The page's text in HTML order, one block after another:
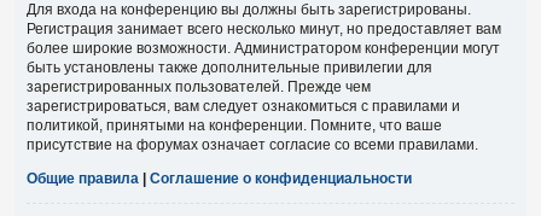
Для входа на конференцию вы должны быть зарегистрированы.
Регистрация занимает всего несколько минут, но предоставляет вам
более широкие возможности. Администратором конференции могут
быть установлены также дополнительные привилегии для
зарегистрированных пользователей. Прежде чем
зарегистрироваться, вам следует ознакомиться с правилами и
политикой, принятыми на конференции. Помните, что ваше
присутствие на форумах означает согласие со всеми правилами.
Общие правила
Соглашение о конфиденциальности